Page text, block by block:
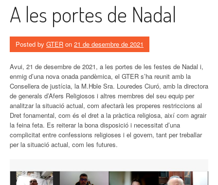
A les portes de Nadal
Posted by GTER on 21 de desembre de 2021
Avui, 21 de desembre de 2021, a les portes de les festes de Nadal i,
enmig d’una nova onada pandèmica, el GTER s’ha reunit amb la
Consellera de justícia, la M.Hble Sra. Louredes Ciuró, amb la directora
de generals d’Afers Religiosos i altres membres del seu equip per
analitzar la situació actual, com afectarà les properes restriccions al
Dret fonamental, com és el dret a la pràctica religiosa, així com agrair
la feina feta. Es reiterar la bona disposició i necessitat d’una
complicitat entre confessions religioses i el govern, tant per treballar
per la situació actual, com les futures.